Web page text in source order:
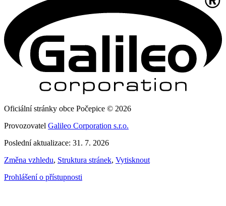
Oficiální stránky obce Počepice © 2026
Provozovatel Galileo Corporation s.r.o.
Poslední aktualizace: 31. 7. 2026
Změna vzhledu, Struktura stránek, Vytisknout
Prohlášení o přístupnosti